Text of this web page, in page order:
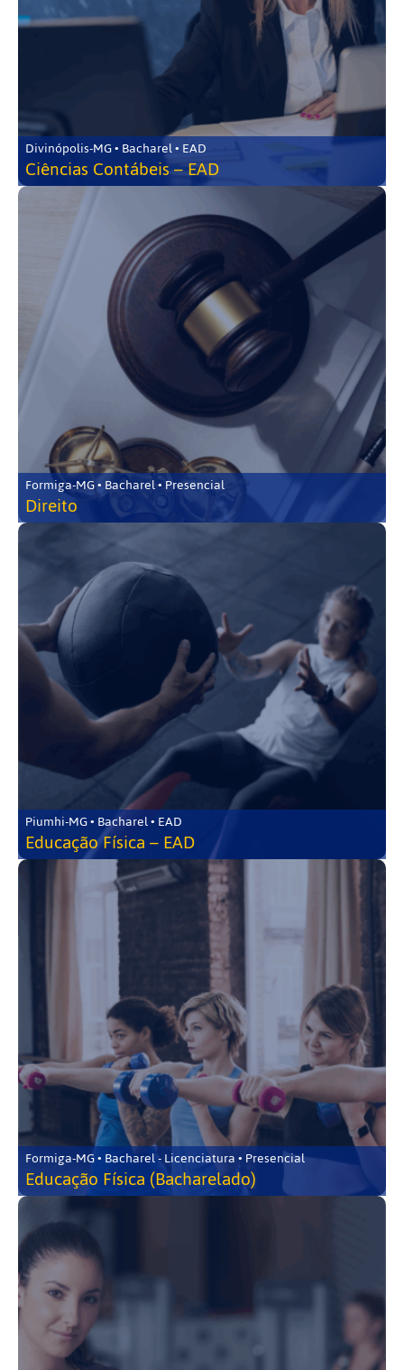
Divinópolis-MG • Bacharel • EAD
Ciências Contábeis – EAD
Formiga-MG • Bacharel • Presencial
Direito
Piumhi-MG • Bacharel • EAD
Educação Física – EAD
Formiga-MG • Bacharel - Licenciatura • Presencial
Educação Física (Bacharelado)